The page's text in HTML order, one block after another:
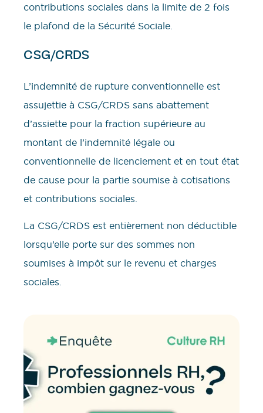
contributions sociales dans la limite de 2 fois
le plafond de la Sécurité Sociale.
CSG/CRDS
L’indemnité de rupture conventionnelle est
assujettie à CSG/CRDS sans abattement
d’assiette pour la fraction supérieure au
montant de l’indemnité légale ou
conventionnelle de licenciement et en tout état
de cause pour la partie soumise à cotisations
et contributions sociales.
La CSG/CRDS est entièrement non déductible
lorsqu’elle porte sur des sommes non
soumises à impôt sur le revenu et charges
sociales.